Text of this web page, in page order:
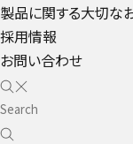
製品に関する大切な
採用情報
お問い合わせ